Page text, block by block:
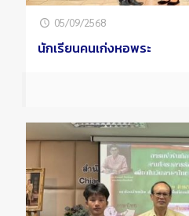
05/09/2568
นักเรียนคนเก่งหอพระ